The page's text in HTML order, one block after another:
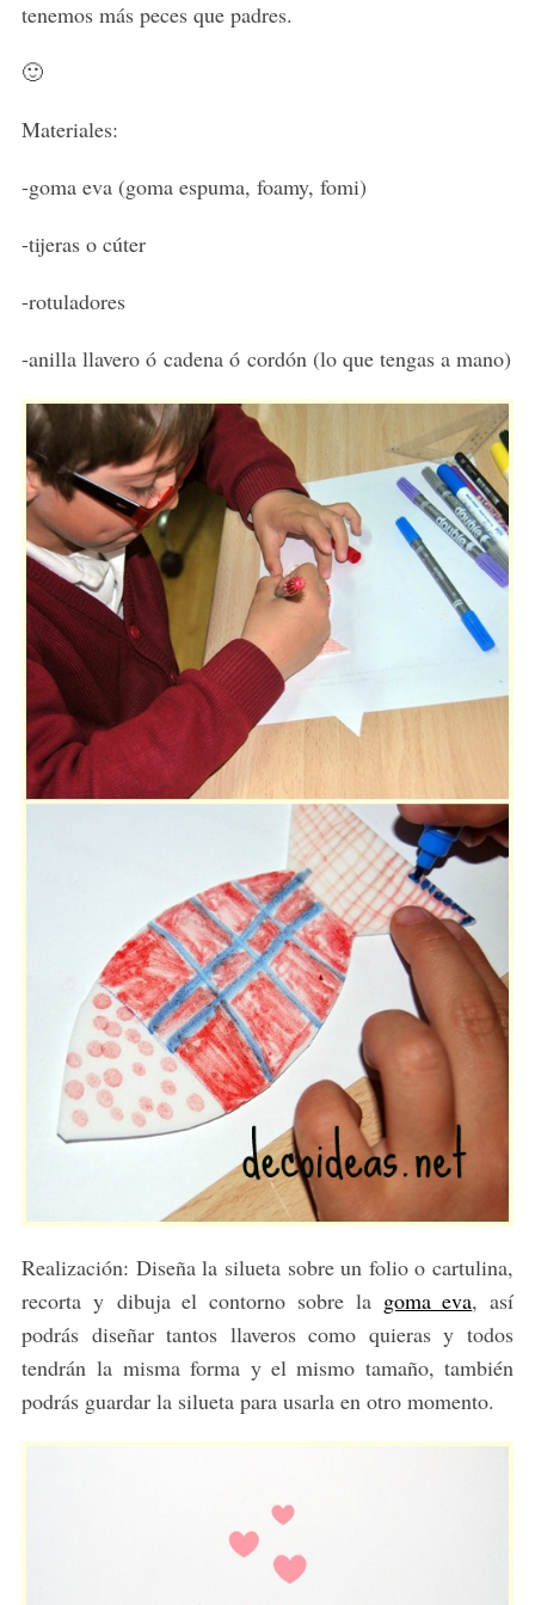
tenemos más peces que padres.
🙂
Materiales:
-goma eva (goma espuma, foamy, fomi)
-tijeras o cúter
-rotuladores
-anilla llavero ó cadena ó cordón (lo que tengas a mano)
Realización: Diseña la silueta sobre un folio o cartulina,
recorta y dibuja el contorno sobre la goma eva, así
podrás diseñar tantos llaveros como quieras y todos
tendrán la misma forma y el mismo tamaño, también
podrás guardar la silueta para usarla en otro momento.